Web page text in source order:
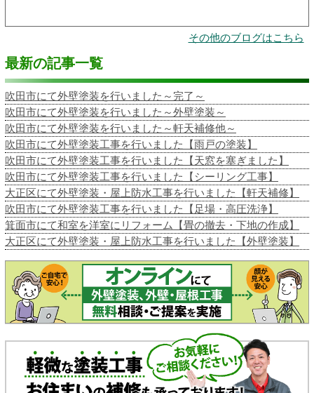
その他のブログはこちら
最新の記事一覧
吹田市にて外壁塗装を行いました～完了～
吹田市にて外壁塗装を行いました～外壁塗装～
吹田市にて外壁塗装を行いました～軒天補修他～
吹田市にて外壁塗装工事を行いました【雨戸の塗装】
吹田市にて外壁塗装工事を行いました【天窓を塞ぎました】
吹田市にて外壁塗装工事を行いました【シーリング工事】
大正区にて外壁塗装・屋上防水工事を行いました【軒天補修】
吹田市にて外壁塗装工事を行いました【足場・高圧洗浄】
箕面市にて和室を洋室にリフォーム【畳の撤去・下地の作成】
大正区にて外壁塗装・屋上防水工事を行いました【外壁塗装】